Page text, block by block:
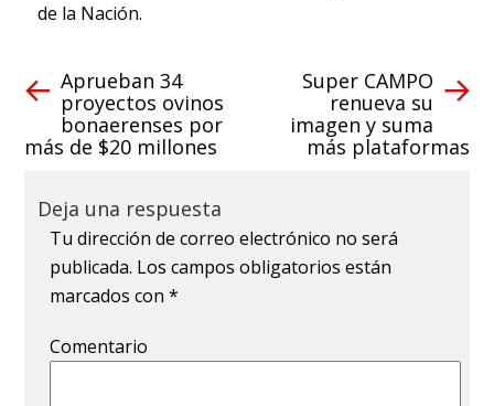
de la Nación.
Aprueban 34
proyectos ovinos
bonaerenses por
más de $20 millones
Super CAMPO
renueva su
imagen y suma
más plataformas
Deja una respuesta
Tu dirección de correo electrónico no será
publicada. Los campos obligatorios están
marcados con*
Comentario